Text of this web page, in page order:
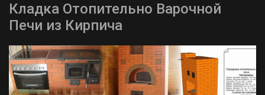
Кладка Отопительно Варочной
Печи из Кирпича